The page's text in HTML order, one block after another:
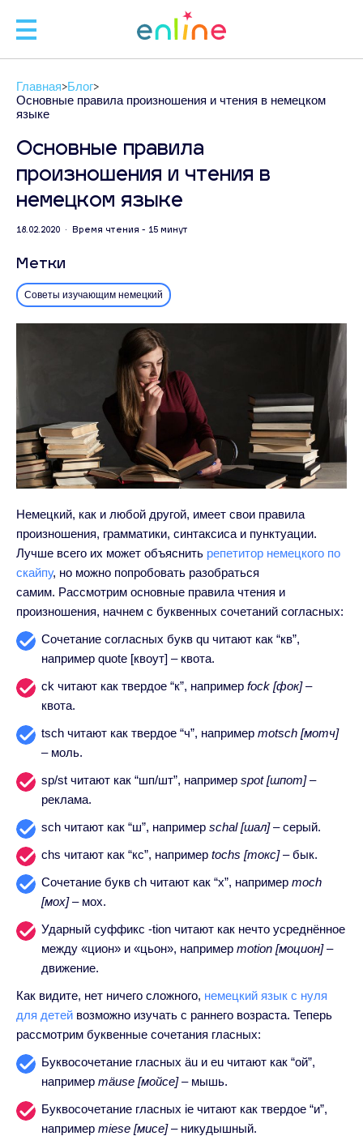
🧑
Главная Блог
Основные правила произношения и чтения в немецком
языке
Основные правила
произношения и чтения в
немецком языке
18.02.2020 • Время чтения - 15 минут
Метки
Советы изучающим немецкий
Немецкий, как и любой другой, имеет свои правила
произношения, грамматики, синтаксиса и пунктуации.
Лучше всего их может объяснить репетитор немецкого по
скайпу, но можно попробовать разобраться
самим. Рассмотрим основные правила чтения и
произношения, начнем с буквенных сочетаний согласных:
Сочетание согласных букв qu читают как “кв”,
например quote [квоут] – квота.
ck читают как твердое “к”, например fock [фок] –
квота.
tsch читают как твердое “ч”, например motsch [мотч]
– моль.
sp/st читают как “шп/шт”, например spot [шпот]–
реклама.
sch читают как “ш”, например schal [шал]– серый.
chs читают как “кс”, например tochs [токс]– бык.
Сочетание букв ch читают как “х”, например moch
[мох]– мох.
Ударный суффикс -tion читают как нечто усреднённое
между «циoн» и «цьон», например motion [моцион] –
движение.
Как видите, нет ничего сложного, немецкий язык с нуля
для детей возможно изучать с раннего возраста. Теперь
рассмотрим буквенные сочетания гласных:
Буквосочетание гласных äu и eu читают как “ой”,
например mäuse [мойсе]– мышь.
Буквосочетание гласных ie читают как твердое “и”,
например miese [мисе]– никудышный.